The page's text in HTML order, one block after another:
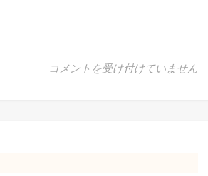
恋ぼたる-合同譲渡会・マルシェ は
コメントを受け付けていません